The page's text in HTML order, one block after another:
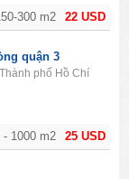
22 USD
300 m2
25 USD
- 1000 m2
quận 3
phố Hồ Chí